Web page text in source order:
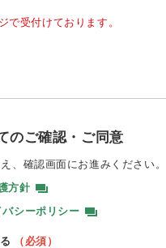
で受付けております。
のご確認・ご同意
、 確認画面にお進みください。
方針
シーポリシー
（必須）